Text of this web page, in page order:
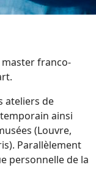
franco-
ateliers de
ainsi
(Louvre,
Parallèlement
personnelle de la